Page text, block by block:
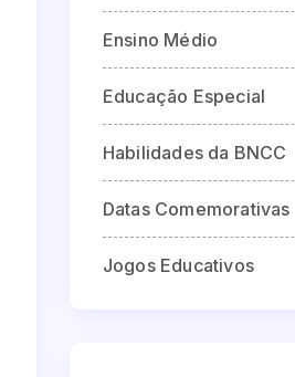
Ensino Médio
Educação Especial
Habilidades da BNCC
Datas Comemorativas
Jogos Educativos